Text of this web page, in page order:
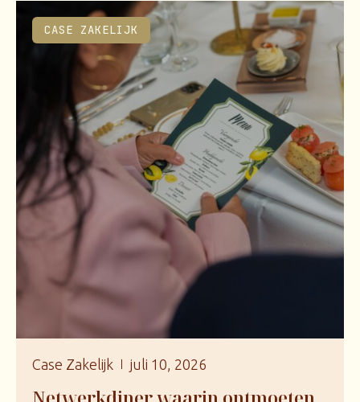
CASE ZAKELIJK
Case Zakelijk juli 10, 2026
Netwerkdiner waarin ontmoeten,